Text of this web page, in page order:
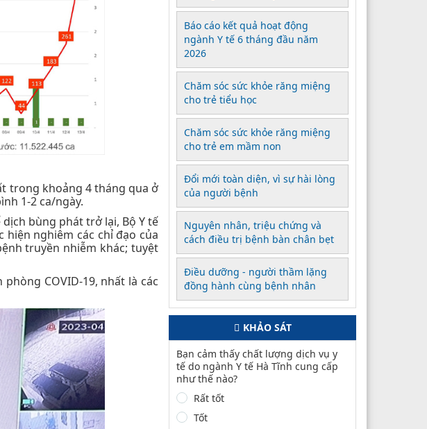
trong khoảng 4 tháng qua ở
1-2 ca/ngày.
bùng phát trở lại, Bộ Y tế
nghiêm các chỉ đạo của
truyền nhiễm khác; tuyệt
COVID-19, nhất là các
Báo cáo kết quả hoạt động
ngành Y tế 6 tháng đầu năm
2026
Chăm sóc sức khỏe răng miệng
cho trẻ tiểu học
Chăm sóc sức khỏe răng miệng
cho trẻ em mầm non
Đổi mới toàn diện, vì sự hài lòng
của người bệnh
Nguyên nhân, triệu chứng và
cách điều trị bệnh bàn chân bẹt
Điều dưỡng - người thầm lặng
đồng hành cùng bệnh nhân
KHẢO SÁT
Bạn cảm thấy chất lượng dịch vụ y
tế do ngành Y tế Hà Tĩnh cung cấp
như thế nào?
Rất tốt
Tốt